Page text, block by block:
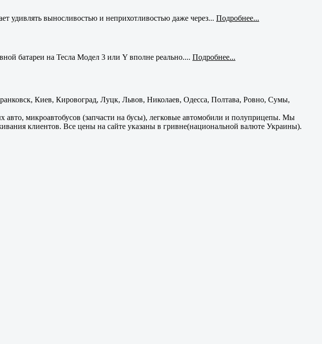
удивлять выносливостью и неприхотливостью даже через... Подробнее...
батареи на Тесла Модел 3 или Y вполне реально.... Подробнее...
Киев, Кировоград, Луцк, Львов, Николаев, Одесса, Полтава, Ровно, Сумы,
авто, микроавтобусов (запчасти на бусы), легковые автомобили и полуприцепы. Мы
клиентов. Все цены на сайте указаны в гривне(национальной валюте Украины).